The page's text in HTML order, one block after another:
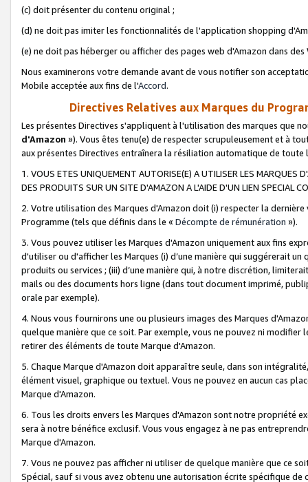
(c) doit présenter du contenu original ;
(d) ne doit pas imiter les fonctionnalités de l'application shopping
(e) ne doit pas héberger ou afficher des pages web d'Amazon dans
Nous examinerons votre demande avant de vous notifier son
Mobile acceptée aux fins de l'Accord.
Directives Relatives aux Marques du
Les présentes Directives s'appliquent à l'utilisation des marques que
d'Amazon »). Vous êtes tenu(e) de respecter scrupuleusement et à
aux présentes Directives entraînera la résiliation automatique de
1. VOUS ETES UNIQUEMENT AUTORISE(E) A UTILISER LES MARQUES
DES PRODUITS SUR UN SITE D'AMAZON A L'AIDE D'UN LIEN SPECIAL
2. Votre utilisation des Marques d'Amazon doit (i) respecter la
Programme (tels que définis dans le « Décompte de rémunération »).
3. Vous pouvez utiliser les Marques d'Amazon uniquement aux fins
d'utiliser ou d'afficher les Marques (i) d’une manière qui suggérerait
produits ou services ; (iii) d’une manière qui, à notre discrétion,
mails ou des documents hors ligne (dans tout document imprimé,
orale par exemple).
4. Nous vous fournirons une ou plusieurs images des Marques
quelque manière que ce soit. Par exemple, vous ne pouvez ni
retirer des éléments de toute Marque d'Amazon.
5. Chaque Marque d'Amazon doit apparaître seule, dans son
élément visuel, graphique ou textuel. Vous ne pouvez en aucun cas
Marque d'Amazon.
6. Tous les droits envers les Marques d'Amazon sont notre propriété
sera à notre bénéfice exclusif. Vous vous engagez à ne pas
Marque d'Amazon.
7. Vous ne pouvez pas afficher ni utiliser de quelque manière que ce
Spécial, sauf si vous avez obtenu une autorisation écrite spécifique de